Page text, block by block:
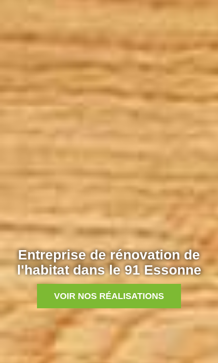
Entreprise de rénovation de
l'habitat dans le 91 Essonne
VOIR NOS RÉALISATIONS